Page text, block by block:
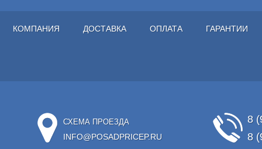
КОМПАНИЯ ДОСТАВКА ОПЛАТА ГАРАНТИИ
СХЕМА ПРОЕЗДА
INFO@POSADPRICEP.RU
8
8